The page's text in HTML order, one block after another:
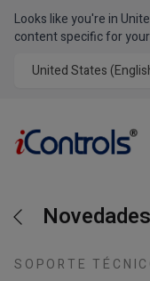
Looks like you're in
content specific for
Novedades
SOPORTE